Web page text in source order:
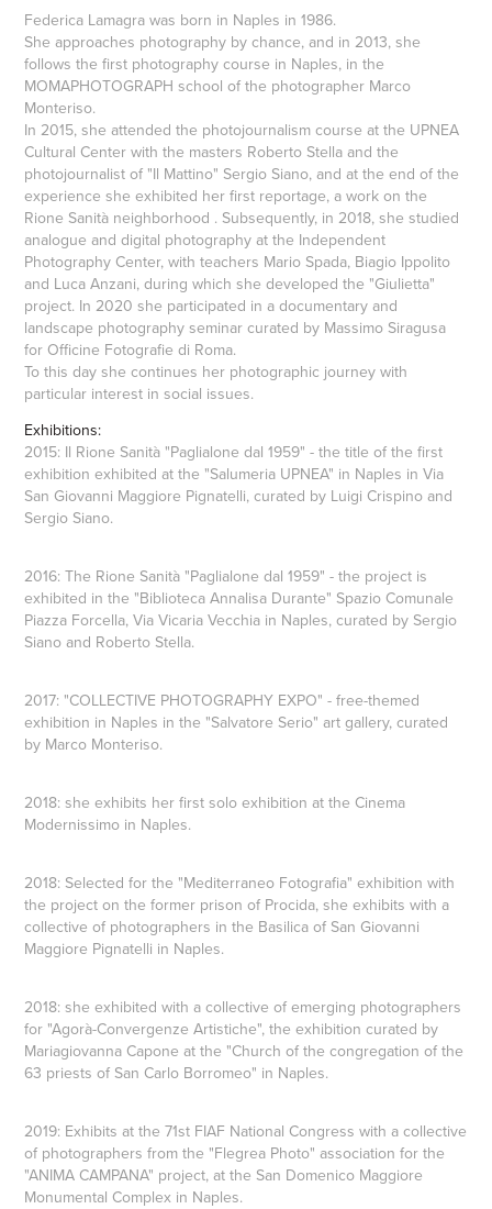
Federica Lamagra was born in Naples in 1986.
She approaches photography by chance, and in 2013, she
follows the first photography course in Naples, in the
MOMAPHOTOGRAPH school of the photographer Marco
Monteriso.
In 2015, she attended the photojournalism course at the UPNEA
Cultural Center with the masters Roberto Stella and the
photojournalist of "Il Mattino" Sergio Siano, and at the end of the
experience she exhibited her first reportage, a work on the
Rione Sanità neighborhood . Subsequently, in 2018, she studied
analogue and digital photography at the Independent
Photography Center, with teachers Mario Spada, Biagio Ippolito
and Luca Anzani, during which she developed the "Giulietta"
project. In 2020 she participated in a documentary and
landscape photography seminar curated by Massimo Siragusa
for Officine Fotografie di Roma.
To this day she continues her photographic journey with
particular interest in social issues.
Exhibitions:
2015: Il Rione Sanità "Paglialone dal 1959" - the title of the first
exhibition exhibited at the "Salumeria UPNEA" in Naples in Via
San Giovanni Maggiore Pignatelli, curated by Luigi Crispino and
Sergio Siano.
2016: The Rione Sanità "Paglialone dal 1959" - the project is
exhibited in the "Biblioteca Annalisa Durante" Spazio Comunale
Piazza Forcella, Via Vicaria Vecchia in Naples, curated by Sergio
Siano and Roberto Stella.
2017: "COLLECTIVE PHOTOGRAPHY EXPO" - free-themed
exhibition in Naples in the "Salvatore Serio" art gallery, curated
by Marco Monteriso.
2018: she exhibits her first solo exhibition at the Cinema
Modernissimo in Naples.
2018: Selected for the "Mediterraneo Fotografia" exhibition with
the project on the former prison of Procida, she exhibits with a
collective of photographers in the Basilica of San Giovanni
Maggiore Pignatelli in Naples.
2018: she exhibited with a collective of emerging photographers
for "Agorà-Convergenze Artistiche", the exhibition curated by
Mariagiovanna Capone at the "Church of the congregation of the
63 priests of San Carlo Borromeo" in Naples.
2019: Exhibits at the 71st FIAF National Congress with a collective
of photographers from the "Flegrea Photo" association for the
"ANIMA CAMPANA" project, at the San Domenico Maggiore
Monumental Complex in Naples.